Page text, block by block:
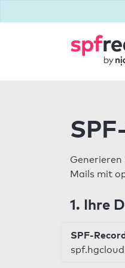
Mails mit
1. Ihre
SPF-